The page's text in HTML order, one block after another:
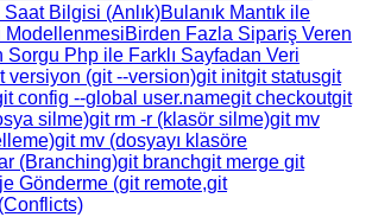
Bilgisi (Anlık)Bulanık Mantık ile
ModellenmesiBirden Fazla Sipariş Veren
Sorgu Php ile Farklı Sayfadan Veri
versiyon (git --version)git initgit statusgit
config --global user.namegit checkoutgit
silme)git rm -r (klasör silme)git mv
git mv (dosyayı klasöre
(Branching)git branchgit merge git
Gönderme (git remote,git